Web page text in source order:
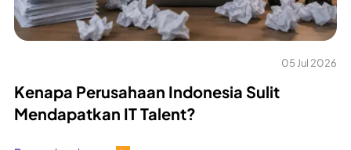
05 Jul 2026
Kenapa Perusahaan Indonesia Sulit
Mendapatkan IT Talent?